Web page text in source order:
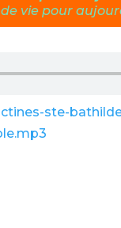
vie pour
ste-